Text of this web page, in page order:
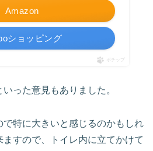
Amazon
ショッピング
ポチップ
った意見もありました。
で特に大きいと感じるのかもしれ
ますので、トイレ内に立てかけて